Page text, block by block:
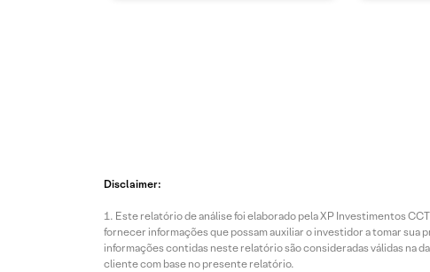
Disclaimer:
Este relatório de análise foi elaborado pela XP Investimentos
fornecer informações que possam auxiliar o investidor a tomar
informações contidas neste relatório são consideradas válidas na
cliente com base no presente relatório.